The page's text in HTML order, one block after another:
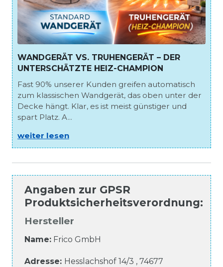
WANDGERÄT VS. TRUHENGERÄT – DER
UNTERSCHÄTZTE HEIZ-CHAMPION
Fast 90% unserer Kunden greifen automatisch
zum klassischen Wandgerät, das oben unter der
Decke hängt. Klar, es ist meist günstiger und
spart Platz. A...
weiter lesen
Angaben zur GPSR
Produktsicherheitsverordnung:
Hersteller
Name: Frico GmbH
Adresse: Hesslachshof 14/3 , 74677